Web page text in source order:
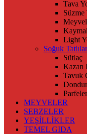
Tava
Süzme
Light
Soğuk Tatlılar
Sütlaç
Kazan
Tavuk
Parfeler
MEYVELER
SEBZELER
YEŞİLLİKLER
TEMEL GIDA